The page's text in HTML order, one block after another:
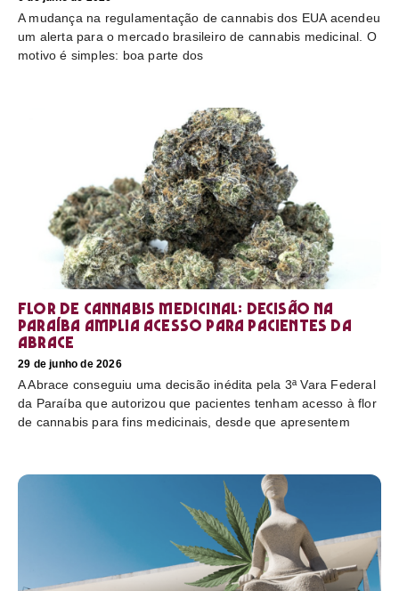
A mudança na regulamentação de cannabis dos EUA acendeu
um alerta para o mercado brasileiro de cannabis medicinal. O
motivo é simples: boa parte dos
Flor de cannabis medicinal: decisão na
Paraíba amplia acesso para pacientes da
Abrace
29 de junho de 2026
A Abrace conseguiu uma decisão inédita pela 3ª Vara Federal
da Paraíba que autorizou que pacientes tenham acesso à flor
de cannabis para fins medicinais, desde que apresentem